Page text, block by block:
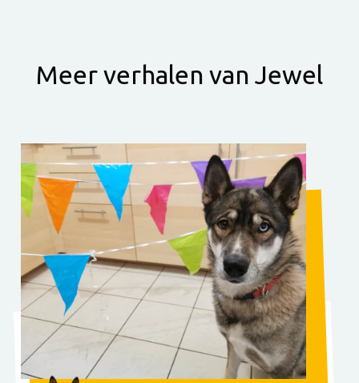
Meer verhalen van Jewel